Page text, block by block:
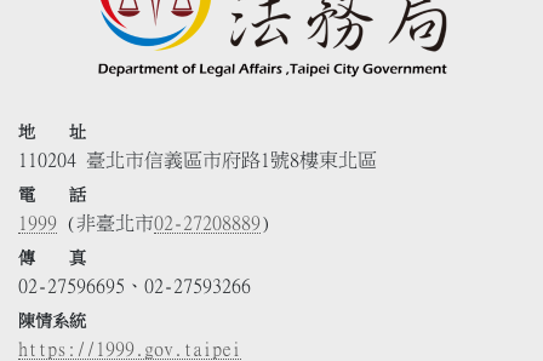
地 址
110204 臺北市信義區市府路1號8樓東北區
電 話
1999 (非臺北市02-27208889)
傳 真
02-27596695、02-27593266
陳情系統
https://1999.gov.taipei